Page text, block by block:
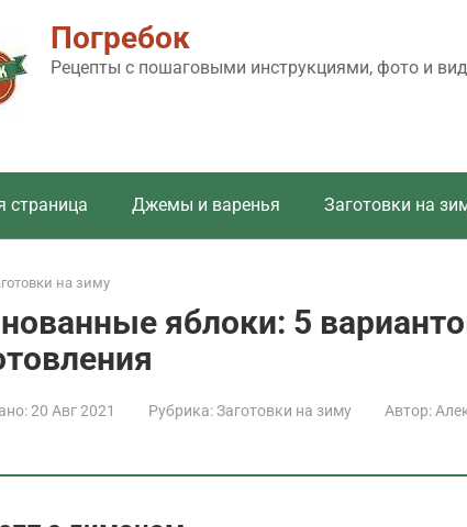
Погребок
Рецепты с пошаговыми инструкциями, фото и
страница Джемы и варенья Заготовки на
на зиму
яблоки: 5
20 Авг 2021 Рубрика:Заготовки на зиму Автор: